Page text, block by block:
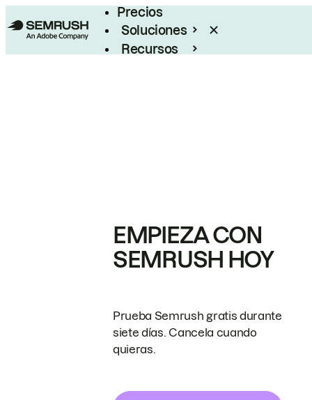
Precios
Soluciones
Recursos
EMPIEZA CON
SEMRUSH HOY
Prueba Semrush gratis durante
siete días. Cancela cuando
quieras.